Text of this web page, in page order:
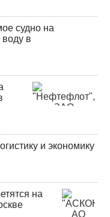
судно на
в
и экономику
на